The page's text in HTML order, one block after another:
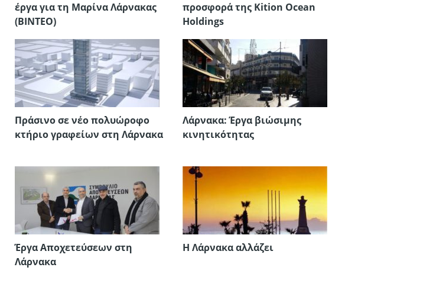
έργα για τη Μαρίνα Λάρνακας
(ΒΙΝΤΕΟ)
προσφορά της Kition Ocean
Holdings
Πράσινο σε νέο πολυώροφο
κτήριο γραφείων στη Λάρνακα
Λάρνακα: Έργα βιώσιμης
κινητικότητας
Έργα Αποχετεύσεων στη
Λάρνακα
Η Λάρνακα αλλάζει